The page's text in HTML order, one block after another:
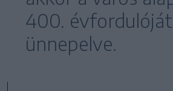
400. évfordulóját
ünnepelve.